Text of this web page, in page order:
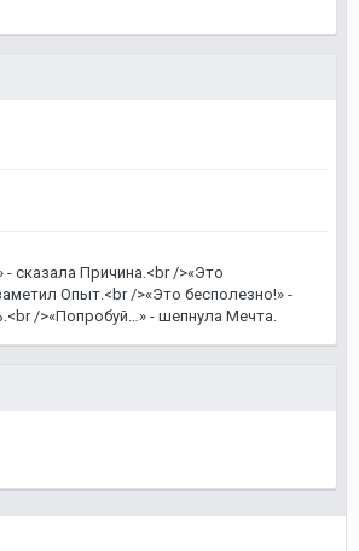
сказала Причина.<br />«Это
Опыт.<br />«Это бесполезно!» -
/>«Попробуй…» - шепнула Мечта.